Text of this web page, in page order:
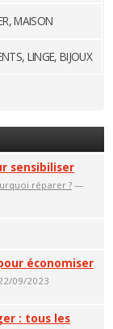
MAISON
LINGE, BIJOUX
sensibiliser
réparer ? —
économiser
09/2023
: tous les